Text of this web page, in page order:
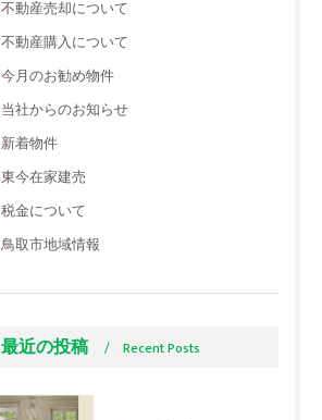
不動産売却について
不動産購入について
今月のお勧め物件
当社からのお知らせ
新着物件
東今在家建売
税金について
鳥取市地域情報
最近の投稿 Recent Posts